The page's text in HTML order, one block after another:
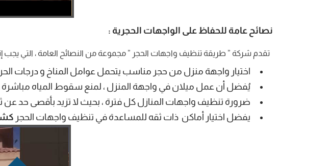
نصائح عامة للحفاظ على الواجهات الحجرية :
تقدم شركة ” طريقة تنظيف واجهات الحجر ” مجموعة من النصائح العامة ، التي يجب
اختيار واجهة منزل من حجر مناسب يتحمل عوامل المناخ و درجات
يُفضل أن عمل ميلان في واجهة المنزل ، لمنع سقوط المياه
ضرورة تنظيف واجهات المنازل كل فترة ، بحيث لا تزيد بأقصى حد عن
يفضل اختيار أماكن ذات ثقه للمساعدة في تنظيف واجهات الحجر